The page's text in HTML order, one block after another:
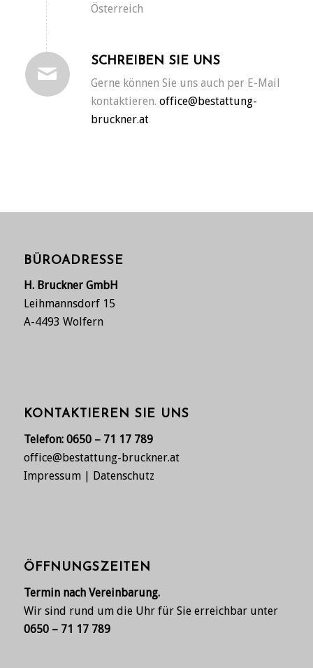
Österreich
SCHREIBEN SIE UNS
Gerne können Sie uns auch per E-Mail
kontaktieren. office@bestattung-
bruckner.at
BÜROADRESSE
H. Bruckner GmbH
Leihmannsdorf 15
A-4493 Wolfern
KONTAKTIEREN SIE UNS
Telefon: 0650 – 71 17 789
office@bestattung-bruckner.at
Impressum| Datenschutz
ÖFFNUNGSZEITEN
Termin nach Vereinbarung.
Wir sind rund um die Uhr für Sie erreichbar unter
0650 – 71 17 789